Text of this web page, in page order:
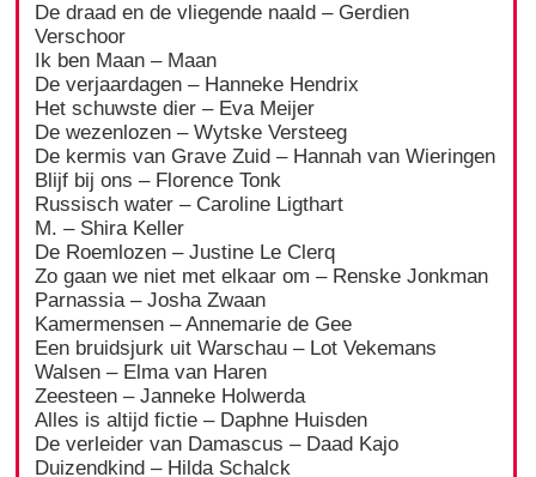
De draad en de vliegende naald – Gerdien
Verschoor
Ik ben Maan – Maan
De verjaardagen – Hanneke Hendrix
Het schuwste dier – Eva Meijer
De wezenlozen – Wytske Versteeg
De kermis van Grave Zuid – Hannah van Wieringen
Blijf bij ons – Florence Tonk
Russisch water – Caroline Ligthart
M. – Shira Keller
De Roemlozen – Justine Le Clerq
Zo gaan we niet met elkaar om – Renske Jonkman
Parnassia – Josha Zwaan
Kamermensen – Annemarie de Gee
Een bruidsjurk uit Warschau – Lot Vekemans
Walsen – Elma van Haren
Zeesteen – Janneke Holwerda
Alles is altijd fictie – Daphne Huisden
De verleider van Damascus – Daad Kajo
Duizendkind – Hilda Schalck